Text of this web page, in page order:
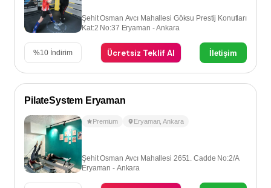
Şehit Osman Avcı Mahallesi Göksu Prestij Konutları
Kat:2 No:37 Eryaman - Ankara
%10 İndirim Ücretsiz Teklif Al İletişim
PilateSystem Eryaman
Premium Eryaman,Ankara
Şehit Osman Avcı Mahallesi 2651. Cadde No:2/A
Eryaman - Ankara